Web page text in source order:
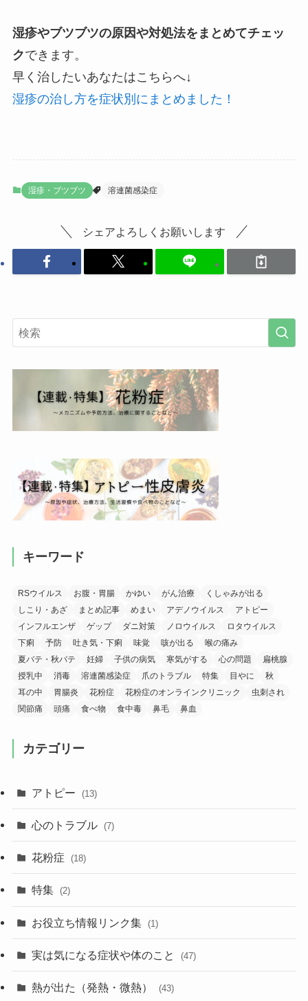
湿疹やブツブツの原因や対処法をまとめてチェッ
クできます。
早く治したいあなたはこちらへ↓
湿疹の治し方を症状別にまとめました！
湿疹・ブツブツ 溶連菌感染症
シェアよろしくお願いします
キーワード
RSウイルス お腹・胃腸 かゆい がん治療
くしゃみが出る
しこり・あざ
まとめ記事 めまい アデノウイルス
アトピー
インフルエンザ
ゲップ ダニ対策 ノロウイルス
ロタウイルス
下痢
予防 吐き気・下痢 味覚 咳が出る
喉の痛み
夏バテ・秋バテ
妊婦 子供の病気 寒気がする 心の問題
扁桃腺
授乳中
消毒 溶連菌感染症 爪のトラブル 特集 目やに
秋
耳の中
胃腸炎 花粉症 花粉症のオンラインクリニック
虫刺され
関節痛
頭痛 食べ物 食中毒 鼻毛 鼻血
カテゴリー
アトピー (13)
心のトラブル (7)
花粉症 (18)
特集 (2)
お役立ち情報リンク集 (1)
実は気になる症状や体のこと (47)
熱が出た（発熱・微熱） (43)